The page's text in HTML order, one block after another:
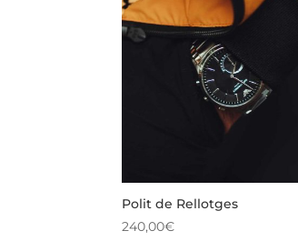
Polit de Rellotges
240,00€